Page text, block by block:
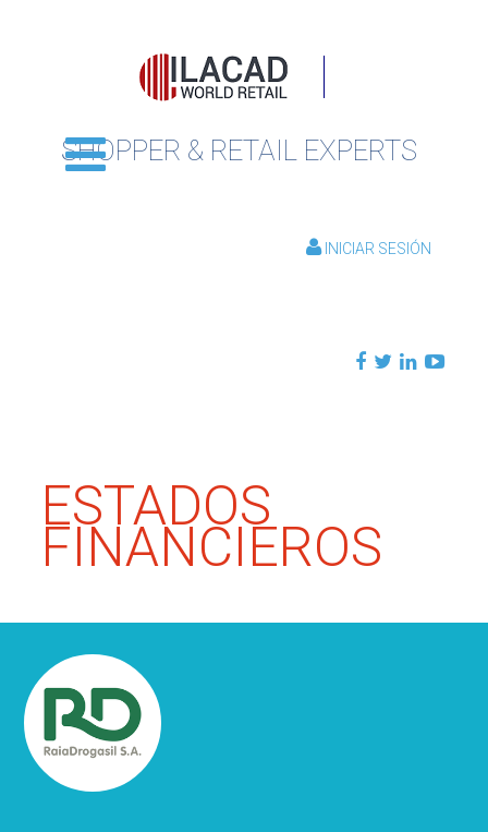
SHOPPER & RETAIL EXPERTS
INICIAR SESIÓN
ESTADOS
FINANCIEROS